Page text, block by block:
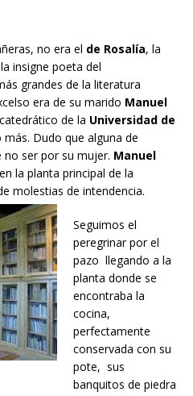
no era el de Rosalía, la
insigne poeta del
grandes de la literatura
era de su marido Manuel
de la Universidad de
Dudo que alguna de
ser por su mujer. Manuel
la planta principal de la
molestias de intendencia.
Seguimos el
peregrinar por el
pazo llegando a la
planta donde se
encontraba la
cocina,
perfectamente
conservada con su
pote, sus
banquitos de piedra